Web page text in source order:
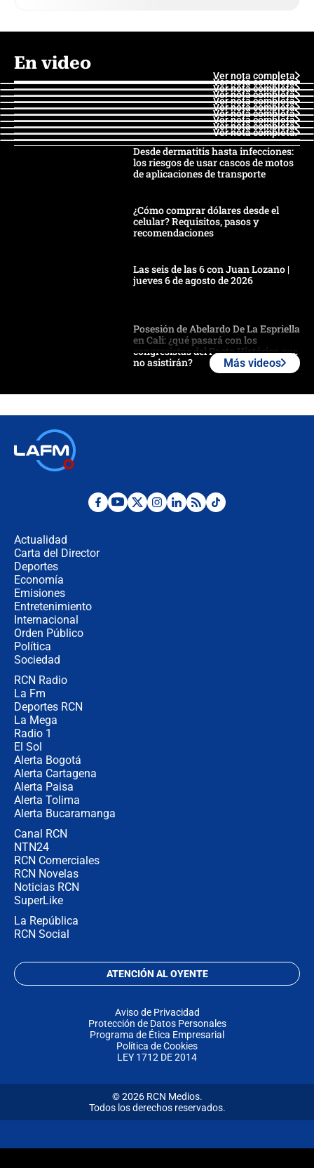
En video
Ver nota completa
Ver nota completa
Ver nota completa
Ver nota completa
Ver nota completa
Ver nota completa
Ver nota completa
Ver nota completa
Ver nota completa
Ver nota completa
Desde dermatitis hasta infecciones:
los riesgos de usar cascos de motos
de aplicaciones de transporte
¿Cómo comprar dólares desde el
celular? Requisitos, pasos y
recomendaciones
Las seis de las 6 con Juan Lozano |
jueves 6 de agosto de 2026
Posesión de Abelardo De La Espriella
en Cali: ¿qué pasará con los
congresistas del Pacto Histórico que
no asistirán?
crece el pulso por la elección del
¿Por qué De la Espriella gobernará
Más videos
Actualidad
Carta del Director
Deportes
Economía
Emisiones
Entretenimiento
Internacional
Orden Público
Política
Sociedad
RCN Radio
La Fm
Deportes RCN
La Mega
Radio 1
El Sol
Alerta Bogotá
Alerta Cartagena
Alerta Paisa
Alerta Tolima
Alerta Bucaramanga
Canal RCN
NTN24
RCN Comerciales
RCN Novelas
Noticias RCN
SuperLike
La República
RCN Social
ATENCIÓN AL OYENTE
Aviso de Privacidad
Protección de Datos Personales
Programa de Ética Empresarial
Política de Cookies
LEY 1712 DE 2014
© 2026 RCN Medios.
Todos los derechos reservados.